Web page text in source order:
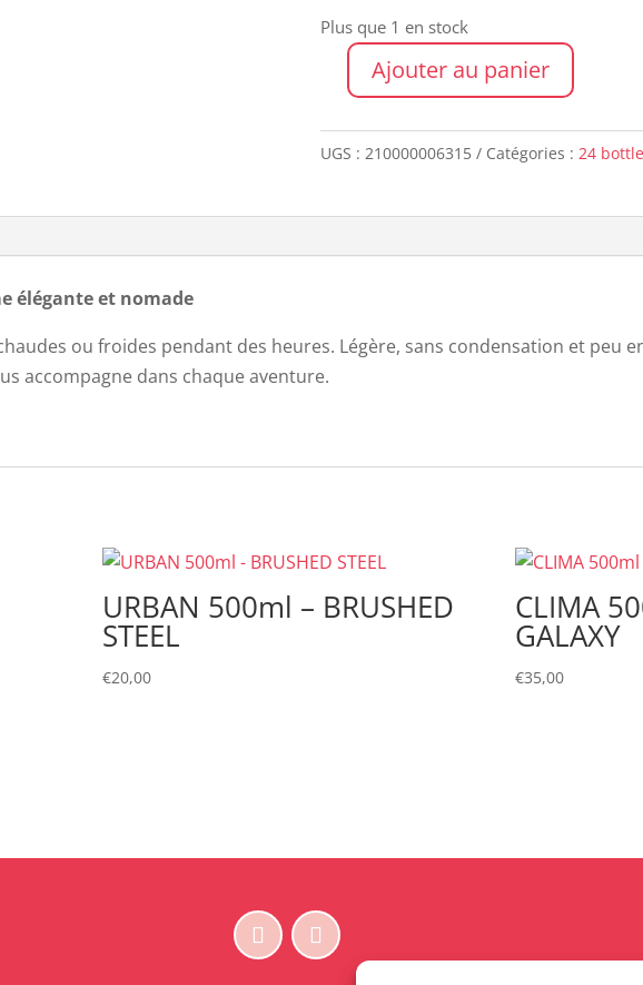
Plus que 1 en stock
quantité
CLIMA
RED
Ajouter au panier
UGS : 210000006315 Catégories : 24
élégante et nomade
ou froides pendant des heures. Légère, sans condensation et peu
accompagne dans chaque aventure.
URBAN 500ml – BRUSHED
STEEL
€20,00
CLIMA
GALAXY
€35,00